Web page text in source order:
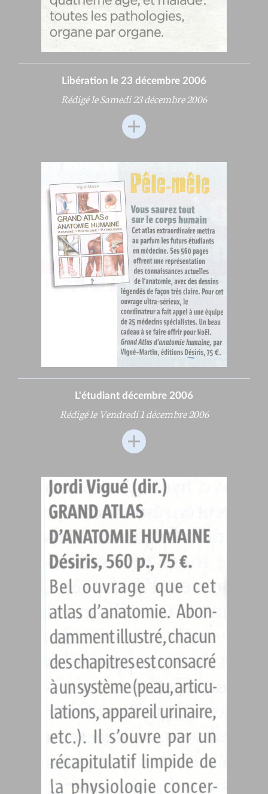
Libération le 23 décembre 2006
Rédigé le Samedi 23 décembre 2006
L'étudiant décembre 2006
Rédigé le Vendredi 1 décembre 2006